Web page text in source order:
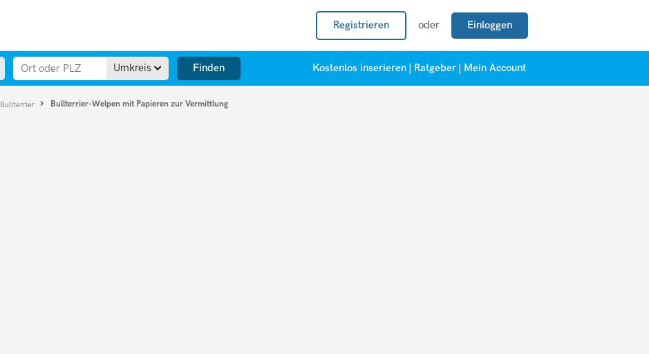
Registrieren oder Einloggen
Umkreis Finden Kostenlos inserieren Ratgeber Mein Account
Bullterrier Bullterrier-Welpen mit Papieren zur Vermittlung